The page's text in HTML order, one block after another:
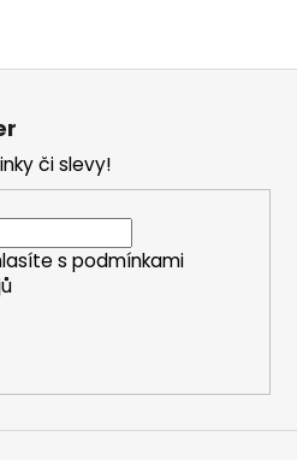
či slevy!
s podmínkami